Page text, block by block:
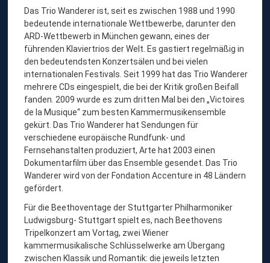
T
a
g
e
“
Das Trio Wanderer ist, seit es zwischen 1988 und 1990
bedeutende internationale Wettbewerbe, darunter den
ARD-Wettbewerb in München gewann, eines der
führenden Klaviertrios der Welt. Es gastiert regelmäßig in
den bedeutendsten Konzertsälen und bei vielen
internationalen Festivals. Seit 1999 hat das Trio Wanderer
mehrere CDs eingespielt, die bei der Kritik großen Beifall
fanden. 2009 wurde es zum dritten Mal bei den „Victoires
de la Musique“ zum besten Kammermusikensemble
gekürt. Das Trio Wanderer hat Sendungen für
verschiedene europäische Rundfunk- und
Fernsehanstalten produziert, Arte hat 2003 einen
Dokumentarfilm über das Ensemble gesendet. Das Trio
Wanderer wird von der Fondation Accenture in 48 Ländern
gefördert.
Für die Beethoventage der Stuttgarter Philharmoniker
Ludwigsburg- Stuttgart spielt es, nach Beethovens
Tripelkonzert am Vortag, zwei Wiener
kammermusikalische Schlüsselwerke am Übergang
zwischen Klassik und Romantik: die jeweils letzten